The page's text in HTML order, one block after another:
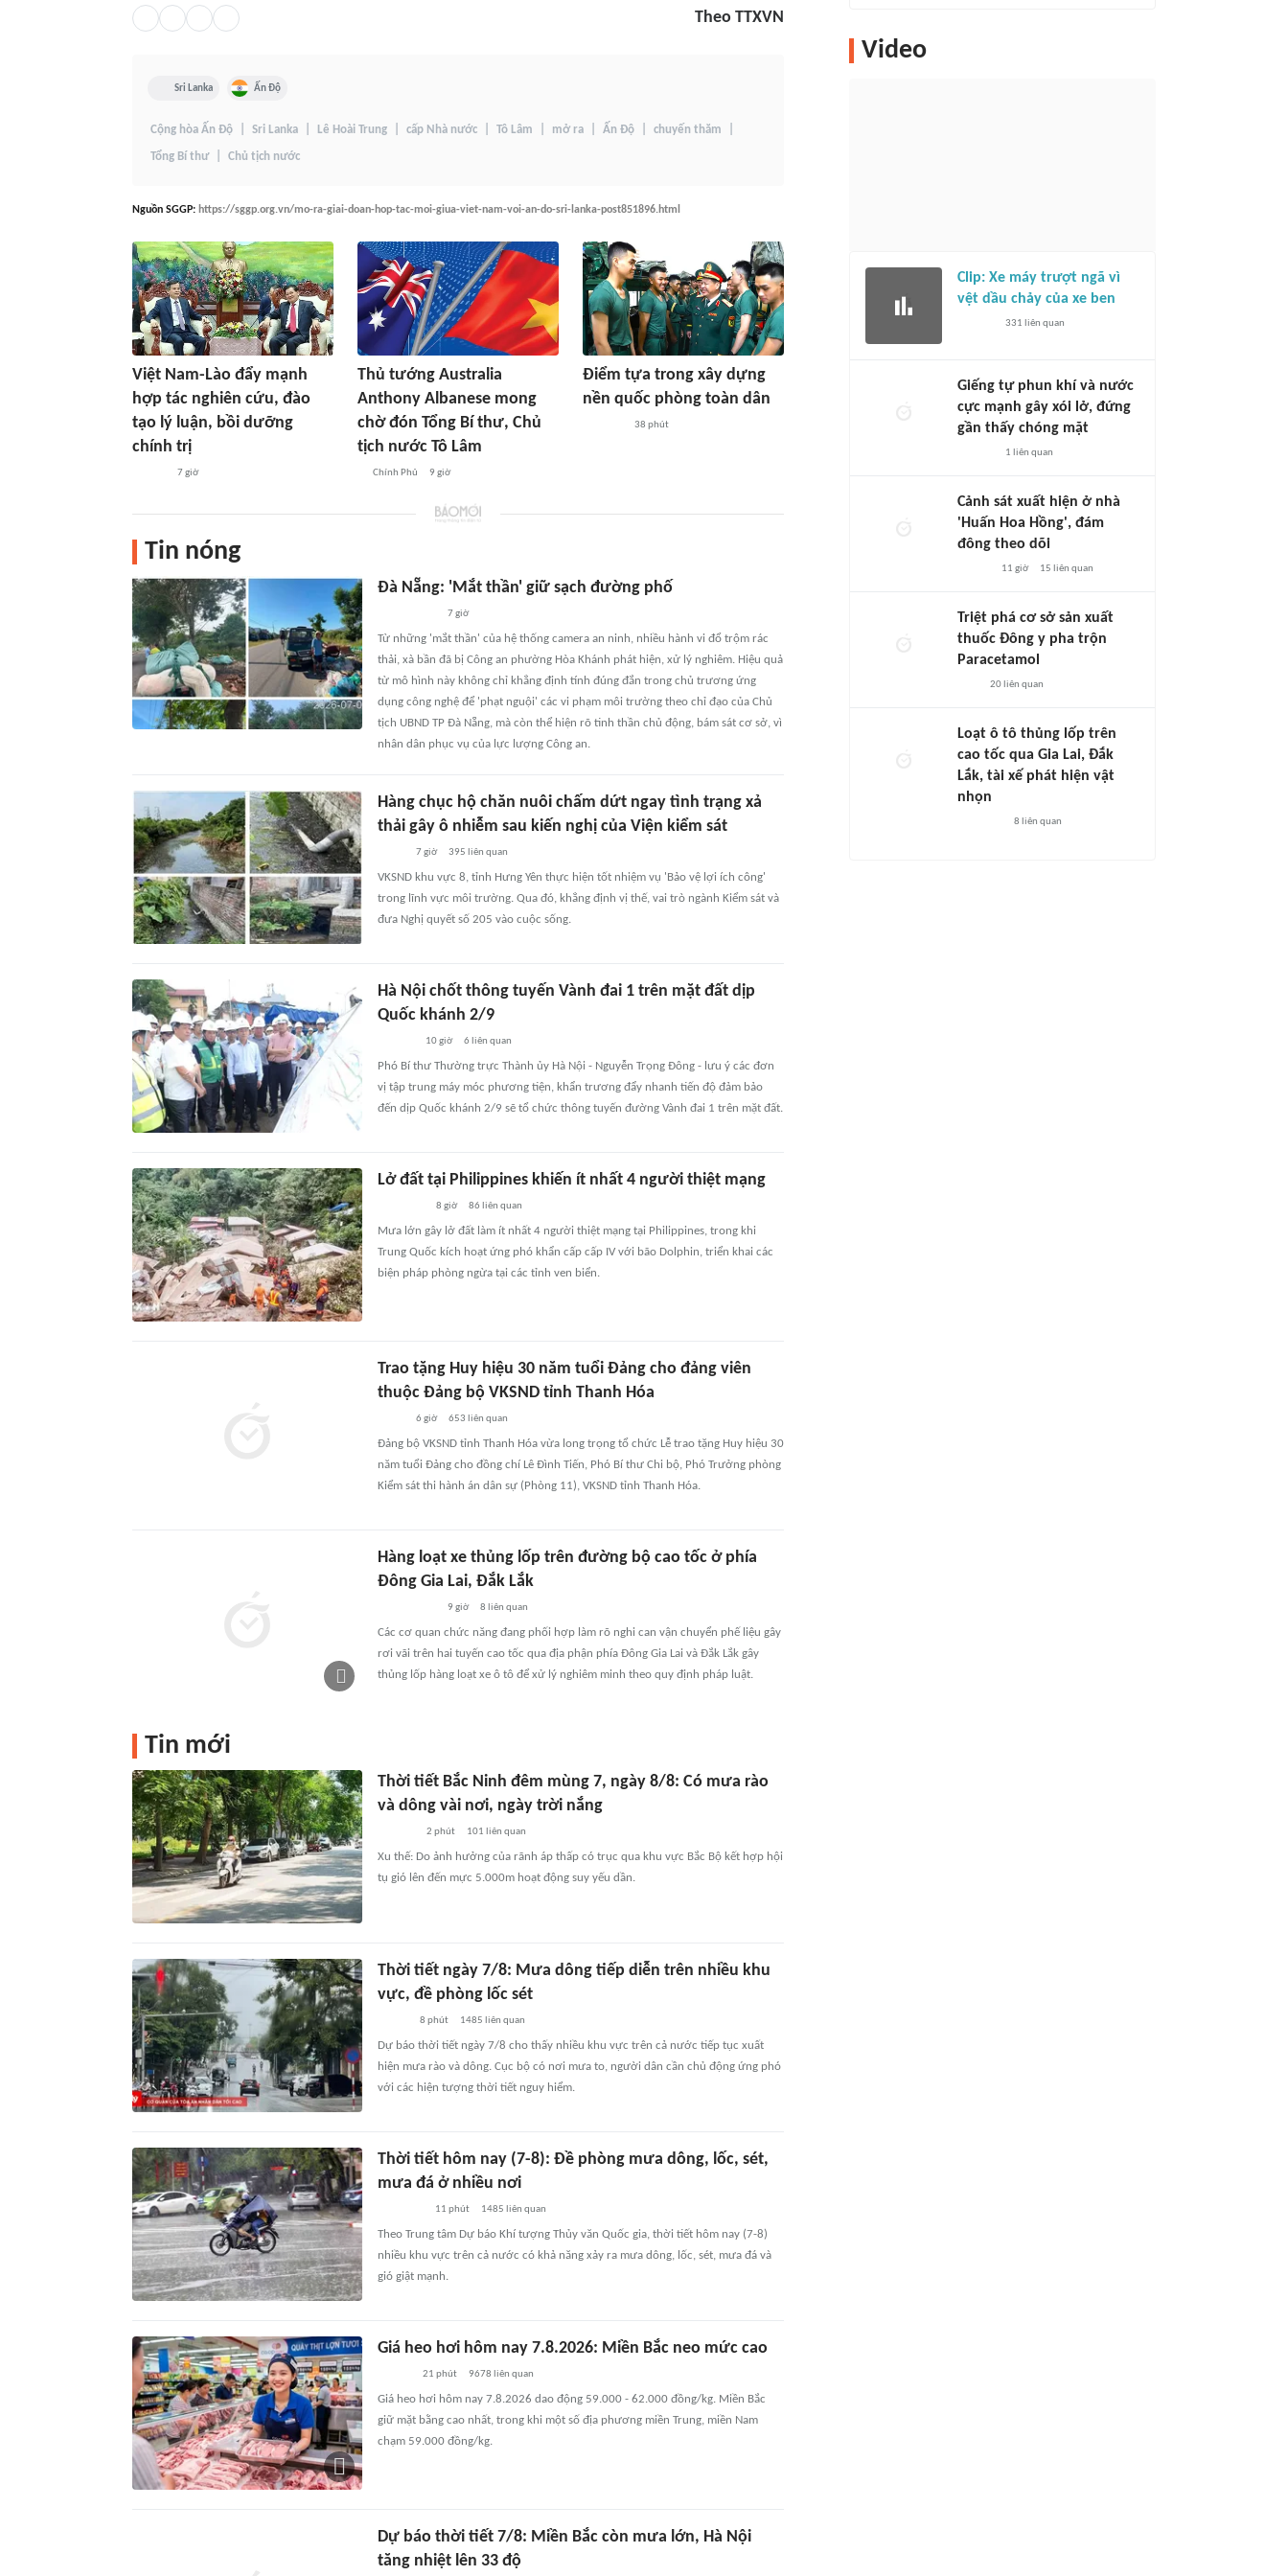
Theo TTXVN
Sri Lanka Ấn Độ
Cộng hòa Ấn Độ Sri Lanka Lê Hoài Trung cấp Nhà nước Tô Lâm mở ra Ấn Độ chuyến thăm
Tổng Bí thư Chủ tịch nước
Nguồn SGGP: https://sggp.org.vn/mo-ra-giai-doan-hop-tac-moi-giua-viet-nam-voi-an-do-sri-lanka-post851896.html
Việt Nam-Lào đẩy mạnh
hợp tác nghiên cứu, đào
tạo lý luận, bồi dưỡng
chính trị
7 giờ
Thủ tướng Australia
Anthony Albanese mong
chờ đón Tổng Bí thư, Chủ
tịch nước Tô Lâm
Chính Phủ 9 giờ
Điểm tựa trong xây dựng
nền quốc phòng toàn dân
38 phút
Tin nóng
Đà Nẵng: 'Mắt thần' giữ sạch đường phố
7 giờ
Từ những 'mắt thần' của hệ thống camera an ninh, nhiều hành vi đổ trộm rác
thải, xà bần đã bị Công an phường Hòa Khánh phát hiện, xử lý nghiêm. Hiệu quả
từ mô hình này không chỉ khẳng định tính đúng đắn trong chủ trương ứng
dụng công nghệ để 'phạt nguội' các vi phạm môi trường theo chỉ đạo của Chủ
tịch UBND TP Đà Nẵng, mà còn thể hiện rõ tinh thần chủ động, bám sát cơ sở, vì
nhân dân phục vụ của lực lượng Công an.
Hàng chục hộ chăn nuôi chấm dứt ngay tình trạng xả
thải gây ô nhiễm sau kiến nghị của Viện kiểm sát
7 giờ 395 liên quan
VKSND khu vực 8, tỉnh Hưng Yên thực hiện tốt nhiệm vụ 'Bảo vệ lợi ích công'
trong lĩnh vực môi trường. Qua đó, khẳng định vị thế, vai trò ngành Kiểm sát và
đưa Nghị quyết số 205 vào cuộc sống.
Hà Nội chốt thông tuyến Vành đai 1 trên mặt đất dịp
Quốc khánh 2/9
10 giờ 6 liên quan
Phó Bí thư Thường trực Thành ủy Hà Nội - Nguyễn Trọng Đông - lưu ý các đơn
vị tập trung máy móc phương tiện, khẩn trương đẩy nhanh tiến độ đảm bảo
đến dịp Quốc khánh 2/9 sẽ tổ chức thông tuyến đường Vành đai 1 trên mặt đất.
Lở đất tại Philippines khiến ít nhất 4 người thiệt mạng
8 giờ 86 liên quan
Mưa lớn gây lở đất làm ít nhất 4 người thiệt mạng tại Philippines, trong khi
Trung Quốc kích hoạt ứng phó khẩn cấp cấp IV với bão Dolphin, triển khai các
biện pháp phòng ngừa tại các tỉnh ven biển.
Trao tặng Huy hiệu 30 năm tuổi Đảng cho đảng viên
thuộc Đảng bộ VKSND tỉnh Thanh Hóa
6 giờ 653 liên quan
Đảng bộ VKSND tỉnh Thanh Hóa vừa long trọng tổ chức Lễ trao tặng Huy hiệu 30
năm tuổi Đảng cho đồng chí Lê Đình Tiến, Phó Bí thư Chi bộ, Phó Trưởng phòng
Kiểm sát thi hành án dân sự (Phòng 11), VKSND tỉnh Thanh Hóa.
Hàng loạt xe thủng lốp trên đường bộ cao tốc ở phía
Đông Gia Lai, Đắk Lắk
9 giờ 8 liên quan
Các cơ quan chức năng đang phối hợp làm rõ nghi can vận chuyển phế liệu gây
rơi vãi trên hai tuyến cao tốc qua địa phận phía Đông Gia Lai và Đắk Lắk gây
thủng lốp hàng loạt xe ô tô để xử lý nghiêm minh theo quy định pháp luật.
Tin mới
Thời tiết Bắc Ninh đêm mùng 7, ngày 8/8: Có mưa rào
và dông vài nơi, ngày trời nắng
2 phút 101 liên quan
Xu thế: Do ảnh hưởng của rãnh áp thấp có trục qua khu vực Bắc Bộ kết hợp hội
tụ gió lên đến mực 5.000m hoạt động suy yếu dần.
Thời tiết ngày 7/8: Mưa dông tiếp diễn trên nhiều khu
vực, đề phòng lốc sét
8 phút 1485 liên quan
Dự báo thời tiết ngày 7/8 cho thấy nhiều khu vực trên cả nước tiếp tục xuất
hiện mưa rào và dông. Cục bộ có nơi mưa to, người dân cần chủ động ứng phó
với các hiện tượng thời tiết nguy hiểm.
Thời tiết hôm nay (7-8): Đề phòng mưa dông, lốc, sét,
mưa đá ở nhiều nơi
11 phút 1485 liên quan
Theo Trung tâm Dự báo Khí tượng Thủy văn Quốc gia, thời tiết hôm nay (7-8)
nhiều khu vực trên cả nước có khả năng xảy ra mưa dông, lốc, sét, mưa đá và
gió giật mạnh.
Giá heo hơi hôm nay 7.8.2026: Miền Bắc neo mức cao
21 phút 9678 liên quan
Giá heo hơi hôm nay 7.8.2026 dao động 59.000 - 62.000 đồng/kg. Miền Bắc
giữ mặt bằng cao nhất, trong khi một số địa phương miền Trung, miền Nam
chạm 59.000 đồng/kg.
Dự báo thời tiết 7/8: Miền Bắc còn mưa lớn, Hà Nội
tăng nhiệt lên 33 độ
Video
Clip: Xe máy trượt ngã vì
vệt dầu chảy của xe ben
331 liên quan
Giếng tự phun khí và nước
cực mạnh gây xói lở, đứng
gần thấy chóng mặt
1 liên quan
Cảnh sát xuất hiện ở nhà
'Huấn Hoa Hồng', đám
đông theo dõi
11 giờ 15 liên quan
Triệt phá cơ sở sản xuất
thuốc Đông y pha trộn
Paracetamol
20liên quan
Loạt ô tô thủng lốp trên
cao tốc qua Gia Lai, Đắk
Lắk, tài xế phát hiện vật
nhọn
8 liên quan